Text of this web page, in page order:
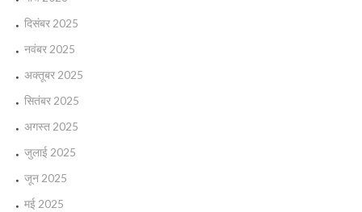
दिसंबर 2025
नवंबर 2025
अक्तूबर 2025
सितंबर 2025
अगस्त 2025
जुलाई 2025
जून 2025
मई 2025